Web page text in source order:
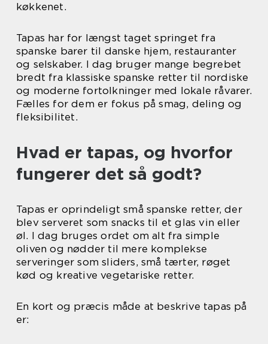
køkkenet.
Tapas har for længst taget springet fra
spanske barer til danske hjem, restauranter
og selskaber. I dag bruger mange begrebet
bredt fra klassiske spanske retter til nordiske
og moderne fortolkninger med lokale råvarer.
Fælles for dem er fokus på smag, deling og
fleksibilitet.
Hvad er tapas, og hvorfor
fungerer det så godt?
Tapas er oprindeligt små spanske retter, der
blev serveret som snacks til et glas vin eller
øl. I dag bruges ordet om alt fra simple
oliven og nødder til mere komplekse
serveringer som sliders, små tærter, røget
kød og kreative vegetariske retter.
En kort og præcis måde at beskrive tapas på
er: